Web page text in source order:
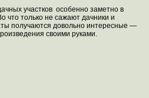
участков особенно заметно в
что только не сажают дачники и
получаются довольно интересные —
своими руками.